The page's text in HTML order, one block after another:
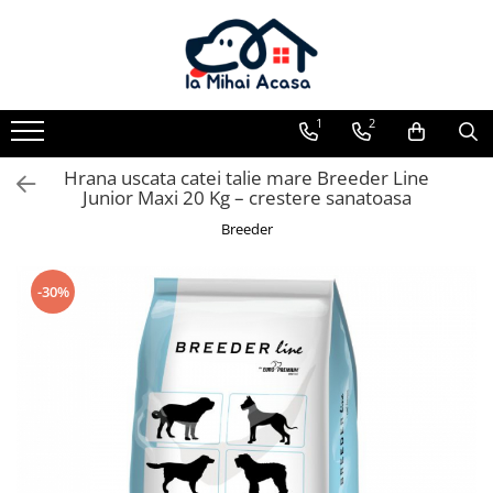
Pachete promotionale
Pachete promotionale
Pachete promotionale
Test gratuit 1 2
Hrana uscata catei talie mare Breeder Line
Junior Maxi 20 Kg – crestere sanatoasa
Breeder
-30%